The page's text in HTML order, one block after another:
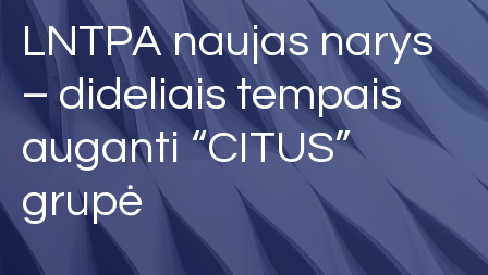
LNTPA naujas narys
– dideliais tempais
auganti “CITUS”
grupė